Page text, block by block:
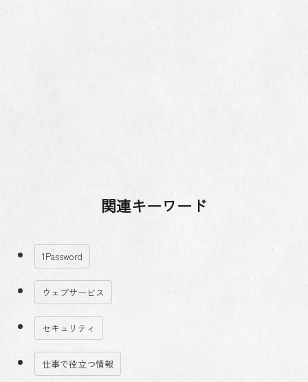
関連キーワード
1Password
ウェブサービス
セキュリティ
仕事で役立つ情報